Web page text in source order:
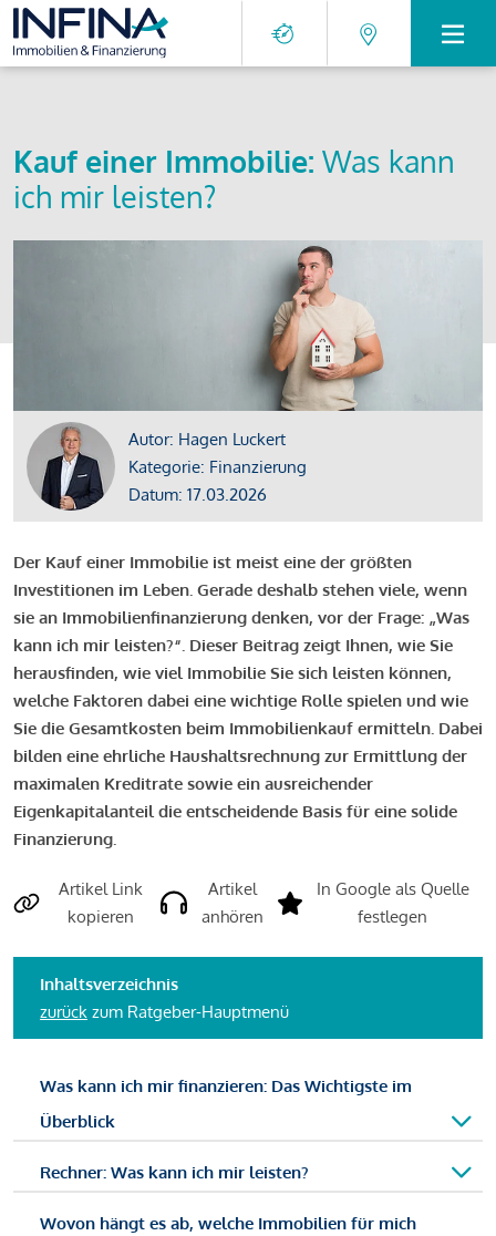
Kauf einer Immobilie: Was kann
ich mir leisten?
Autor: Hagen Luckert
Kategorie: Finanzierung
Datum: 17.03.2026
Der Kauf einer Immobilie ist meist eine der größten
Investitionen im Leben. Gerade deshalb stehen viele, wenn
sie an Immobilienfinanzierung denken, vor der Frage: „Was
kann ich mir leisten?“. Dieser Beitrag zeigt Ihnen, wie Sie
herausfinden, wie viel Immobilie Sie sich leisten können,
welche Faktoren dabei eine wichtige Rolle spielen und wie
Sie die Gesamtkosten beim Immobilienkauf ermitteln. Dabei
bilden eine ehrliche Haushaltsrechnung zur Ermittlung der
maximalen Kreditrate sowie ein ausreichender
Eigenkapitalanteil die entscheidende Basis für eine solide
Finanzierung.
Artikel Link
kopieren
Artikel
anhören
In Google als Quelle
festlegen
Inhaltsverzeichnis
zurück zum Ratgeber-Hauptmenü
Was kann ich mir finanzieren: Das Wichtigste im
Überblick
Rechner: Was kann ich mir leisten?
Wovon hängt es ab, welche Immobilien für mich